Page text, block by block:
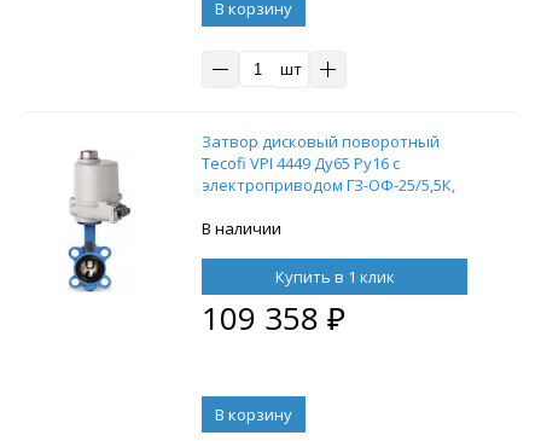
В корзину
шт
Затвор дисковый поворотный
Tecofi VPI 4449 Ду65 Ру16 с
электроприводом ГЗ-ОФ-25/5,5К,
В наличии
Купить в 1 клик
109 358 ₽
В корзину